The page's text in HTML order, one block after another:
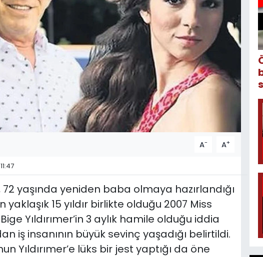
A- A+
72 yaşında yeniden baba olmaya hazırlandığı
15 yıldır birlikte olduğu 2007 Miss
Yıldırımer’in 3 aylık hamile olduğu iddia
iş insanının büyük sevinç yaşadığı belirtildi.
Yıldırımer’e lüks bir jest yaptığı da öne